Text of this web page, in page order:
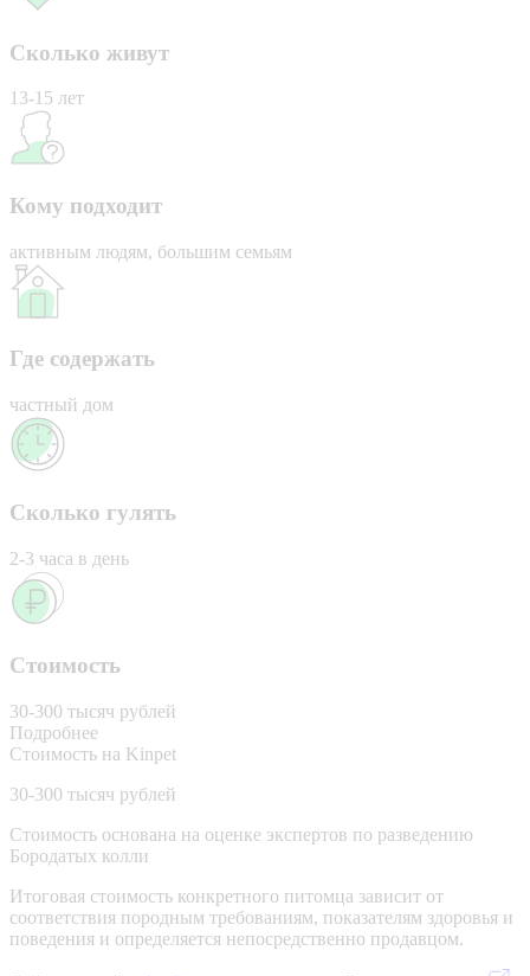
Сколько живут
13-15 лет
Кому подходит
активным людям, большим семьям
Где содержать
частный дом
Сколько гулять
2-3 часа в день
Стоимость
30-300 тысяч рублей
Подробнее
Стоимость на Kinpet
30-300 тысяч рублей
Стоимость основана на оценке экспертов по разведению
Бородатых колли
Итоговая стоимость конкретного питомца зависит от
соответствия породным требованиям, показателям здоровья и
поведения и определяется непосредственно продавцом.